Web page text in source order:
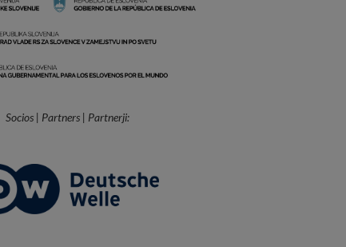
Socios | Partners | Partnerji: